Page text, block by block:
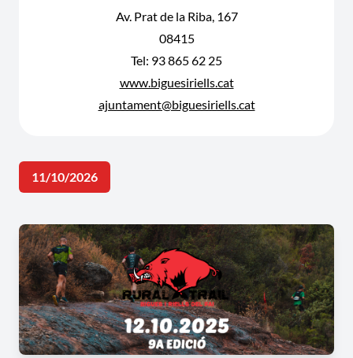
Av. Prat de la Riba, 167
08415
Tel: 93 865 62 25
www.biguesiriells.cat
ajuntament@biguesiriells.cat
11/10/2026